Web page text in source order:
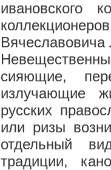
ивановского
Вячеславовича
сияющие,
излучающие
русских
или ризы
отдельный
традиции,